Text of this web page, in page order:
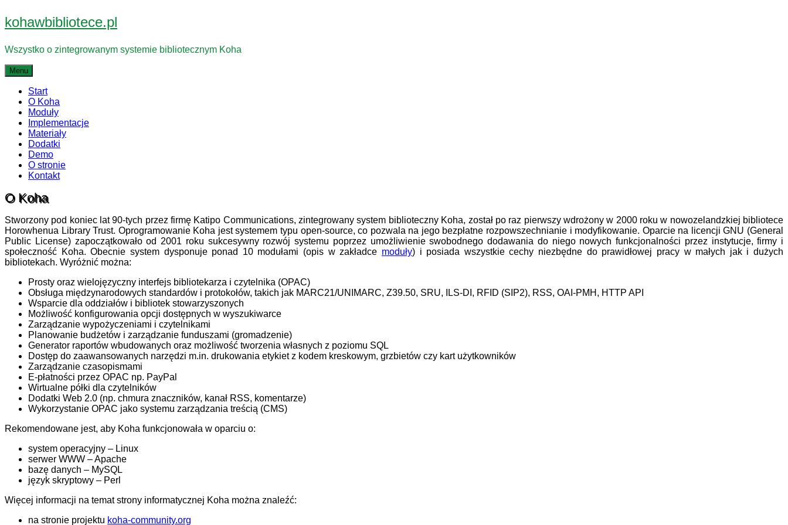
Przejdź
do
kohawbibliotece.pl
Wszystko o zintegrowanym systemie bibliotecznym Koha
Menu
Start
O Koha
Moduły
Implementacje
Materiały
Dodatki
Demo
O stronie
Kontakt
O Koha
Stworzony pod koniec lat 90-tych przez firmę Katipo Communications, zintegrowany system biblioteczny Koha, został po raz pierwszy wdrożony w 2000 roku w nowozelandzkiej bibliotece
Horowhenua Library Trust. Oprogramowanie Koha jest systemem typu open-source, co pozwala na jego bezpłatne rozpowszechnianie i modyfikowanie. Oparcie na licencji GNU (General
Public License) zapoczątkowało od 2001 roku sukcesywny rozwój systemu poprzez umożliwienie swobodnego dodawania do niego nowych funkcjonalności przez instytucje, firmy i
społeczność Koha. Obecnie system dysponuje ponad 10 modułami (opis w zakładce moduły) i posiada wszystkie cechy niezbędne do prawidłowej pracy w małych jak i dużych
bibliotekach. Wyróżnić można:
Prosty oraz wielojęzyczny interfejs bibliotekarza i czytelnika (OPAC)
Obsługa międzynarodowych standardów i protokołów, takich jak MARC21/UNIMARC, Z39.50, SRU, ILS-DI, RFID (SIP2), RSS, OAI-PMH, HTTP API
Wsparcie dla oddziałów i bibliotek stowarzyszonych
Możliwość konfigurowania opcji dostępnych w wyszukiwarce
Zarządzanie wypożyczeniami i czytelnikami
Planowanie budżetów i zarządzanie funduszami (gromadzenie)
Generator raportów wbudowanych oraz możliwość tworzenia własnych z poziomu SQL
Dostęp do zaawansowanych narzędzi m.in. drukowania etykiet z kodem kreskowym, grzbietów czy kart użytkowników
Zarządzanie czasopismami
E-płatności przez OPAC np. PayPal
Wirtualne półki dla czytelników
Dodatki Web 2.0 (np. chmura znaczników, kanał RSS, komentarze)
Wykorzystanie OPAC jako systemu zarządzania treścią (CMS)
Rekomendowane jest, aby Koha funkcjonowała w oparciu o:
system operacyjny – Linux
serwer WWW – Apache
bazę danych – MySQL
język skryptowy – Perl
Więcej informacji na temat strony informatycznej Koha można znaleźć:
na stronie projektu koha-community.org